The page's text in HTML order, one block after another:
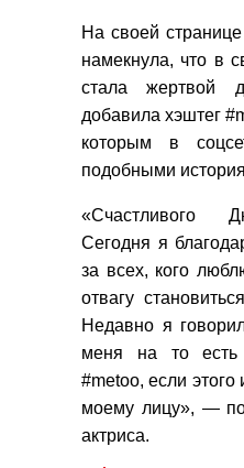
На своей
намекнула, что в
стала жертвой
добавила хэштег
которым в
подобными
«Счастливого
Сегодня я
за всех, кого
отвагу
Недавно я
меня на то есть
#metoo, если этого
моему лицу», —
актриса.